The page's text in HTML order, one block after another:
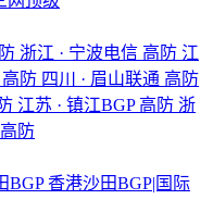
浙江 · 宁波电信 高防 江
高防 四川 · 眉山联通 高防
江苏 · 镇江BGP 高防 浙
高防
BGP 香港沙田BGP|国际